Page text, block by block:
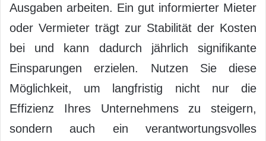
Ausgaben arbeiten. Ein gut informierter Mieter
oder Vermieter trägt zur Stabilität der Kosten
bei und kann dadurch jährlich signifikante
Einsparungen erzielen. Nutzen Sie diese
Möglichkeit, um langfristig nicht nur die
Effizienz Ihres Unternehmens zu steigern,
sondern auch ein verantwortungsvolles